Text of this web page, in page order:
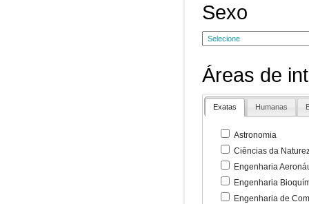
Sexo
Áreas de
Exatas Humanas
Astronomia
Ciências da
Engenharia
Engenharia
Engenharia de